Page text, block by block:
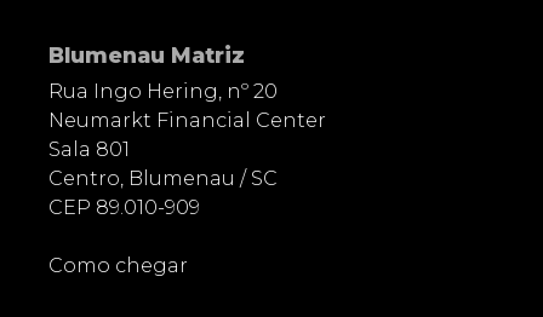
Blumenau Matriz
Rua Ingo Hering, nº 20
Neumarkt Financial Center
Sala 801
Centro, Blumenau / SC
CEP 89.010-909
Como chegar